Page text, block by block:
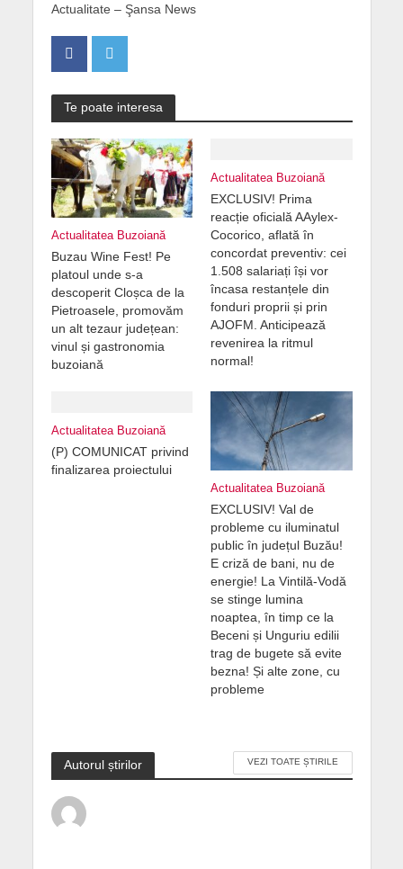
Actualitate – Şansa News
Te poate interesa
Actualitatea Buzoiană
Buzau Wine Fest! Pe
platoul unde s-a
descoperit Cloșca de la
Pietroasele, promovăm
un alt tezaur județean:
vinul și gastronomia
buzoiană
Actualitatea Buzoiană
EXCLUSIV! Prima
reacție oficială AAylex-
Cocorico, aflată în
concordat preventiv: cei
1.508 salariați își vor
încasa restanțele din
fonduri proprii și prin
AJOFM. Anticipează
revenirea la ritmul
normal!
Actualitatea Buzoiană
(P) COMUNICAT privind
finalizarea proiectului
Actualitatea Buzoiană
EXCLUSIV! Val de
probleme cu iluminatul
public în județul Buzău!
E criză de bani, nu de
energie! La Vintilă-Vodă
se stinge lumina
noaptea, în timp ce la
Beceni și Unguriu edilii
trag de bugete să evite
bezna! Și alte zone, cu
probleme
Autorul știrilor VEZI TOATE ȘTIRILE